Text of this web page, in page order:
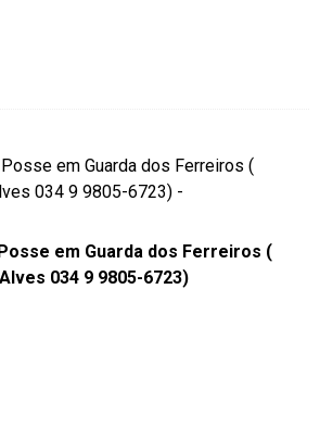
em Guarda dos Ferreiros (
034 9 9805-6723)